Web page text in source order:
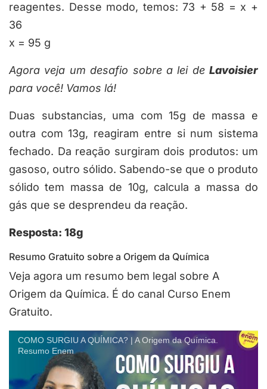
reagentes. Desse modo, temos: 73 + 58 = x +
36
x = 95 g
Agora veja um desafio sobre a lei de Lavoisier
para você! Vamos lá!
Duas substancias, uma com 15g de massa e
outra com 13g, reagiram entre si num sistema
fechado. Da reação surgiram dois produtos: um
gasoso, outro sólido. Sabendo-se que o produto
sólido tem massa de 10g, calcula a massa do
gás que se desprendeu da reação.
Resposta: 18g
Resumo Gratuito sobre a Origem da Química
Veja agora um resumo bem legal sobre A
Origem da Química. É do canal Curso Enem
Gratuito.
COMO SURGIU A QUÍMICA? | A Origem da Química.
Resumo Enem